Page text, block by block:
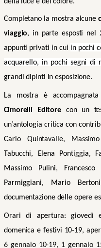
Completano la mostra alcune
viaggio, in parte esposti nel
appunti privati in cui in pochi
acquarello, in pochi segni di
grandi dipinti in esposizione.
La mostra è
Cimorelli Editore con un
un’antologia critica con
Carlo Quintavalle,
Tabucchi, Elena Pontiggia,
Massimo Pulini,
Parmiggiani, Mario
documentazione delle opere
Orari di apertura: giovedì
domenica e festivi 10-19,
6 gennaio 10-19, 1 gennaio